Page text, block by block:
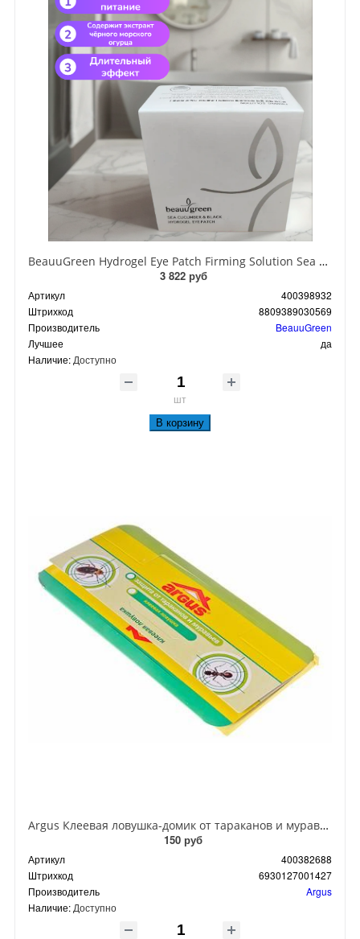
BeauuGreen Hydrogel Eye Patch Firming Solution Sea Cocumber & Black Гидрогелевые патчи для кожи вокруг глаз с экстрактом черного морского огурца 60 шт 90 гр
3 822 руб
Артикул
400398932
Штрихкод
8809389030569
Производитель
BeauuGreen
Лучшее
да
Наличие: Доступно
шт
В корзину
Argus Клеевая ловушка-домик от тараканов и муравьев
150 руб
Артикул
400382688
Штрихкод
6930127001427
Производитель
Argus
Наличие:Доступно